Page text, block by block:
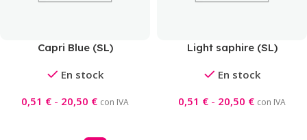
Capri Blue (SL)
En stock
0,51 € - 20,50 € con IVA
Light saphire (SL)
En stock
0,51 € - 20,50 € con IVA